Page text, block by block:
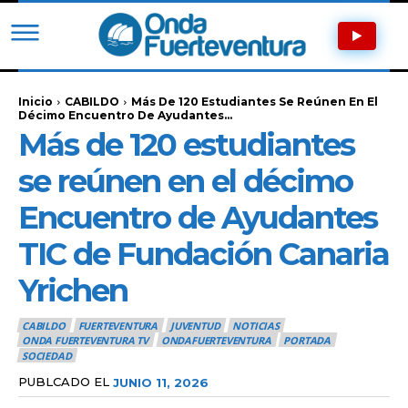
Inicio CABILDO
Más De 120 Estudiantes Se Reúnen En El
Décimo Encuentro De Ayudantes...
Más de 120 estudiantes
se reúnen en el décimo
Encuentro de Ayudantes
TIC de Fundación Canaria
Yrichen
CABILDO FUERTEVENTURA JUVENTUD
NOTICIAS
ONDA FUERTEVENTURA TV
ONDAFUERTEVENTURA
PORTADA
SOCIEDAD
PUBLCADO EL JUNIO 11, 2026